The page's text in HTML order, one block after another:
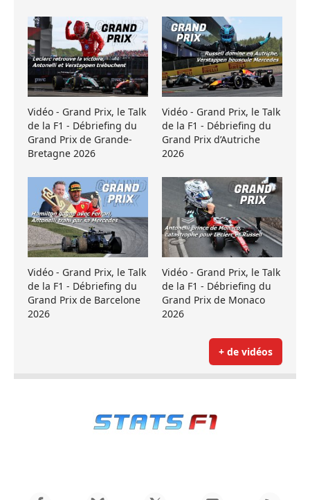
Vidéo - Grand Prix, le Talk
de la F1 - Débriefing du
Grand Prix de Grande-
Bretagne 2026
Vidéo - Grand Prix, le Talk
de la F1 - Débriefing du
Grand Prix d’Autriche
2026
Vidéo - Grand Prix, le Talk
de la F1 - Débriefing du
Grand Prix de Barcelone
2026
Vidéo - Grand Prix, le Talk
de la F1 - Débriefing du
Grand Prix de Monaco
2026
+ de vidéos